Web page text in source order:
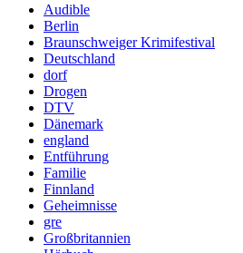
Audible
Berlin
Braunschweiger Krimifestival
Deutschland
dorf
Drogen
DTV
Dänemark
england
Entführung
Familie
Finnland
Geheimnisse
gre
Großbritannien